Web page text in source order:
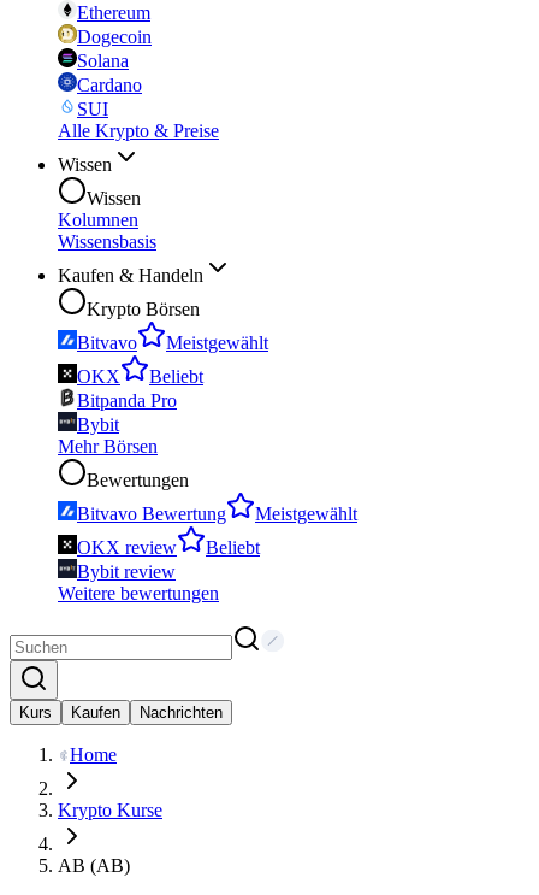
Ethereum
Dogecoin
Solana
Cardano
SUI
Alle Krypto & Preise
Wissen
Wissen
Kolumnen
Wissensbasis
Kaufen & Handeln
Krypto Börsen
Bitvavo
Meistgewählt
OKX
Beliebt
Bitpanda Pro
Bybit
Mehr Börsen
Bewertungen
Bitvavo Bewertung
Meistgewählt
OKX review
Beliebt
Bybit review
Weitere bewertungen
Kurs Kaufen Nachrichten
Home
Krypto Kurse
AB (AB)